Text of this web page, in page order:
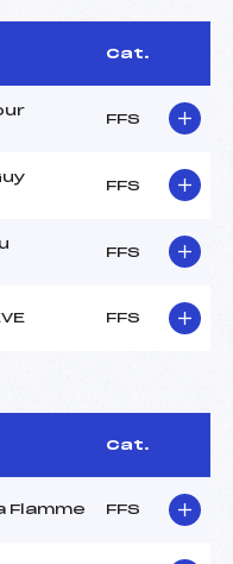
Cat.
FFS
FFS
FFS
FFS
Cat.
Flamme FFS